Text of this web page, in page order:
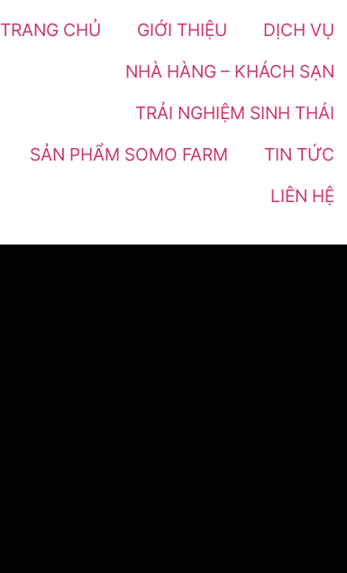
TRANG CHỦ GIỚI THIỆU
DỊCH VỤ
NHÀ HÀNG – KHÁCH SẠN
TRẢI NGHIỆM SINH THÁI
SẢN PHẨM SOMO FARM
TIN TỨC
LIÊN HỆ